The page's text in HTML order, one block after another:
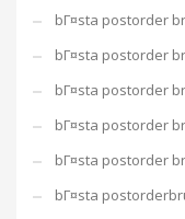
bГ¤sta postorder
bГ¤sta postorder
bГ¤sta postorder
bГ¤sta postorder
bГ¤sta postorder
bГ¤sta